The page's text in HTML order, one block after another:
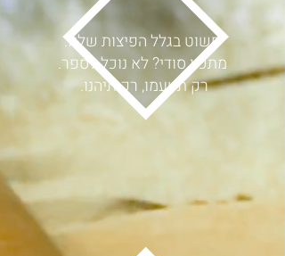
פשוט בגלל הפיצות שלנו.
מתכון סודי? לא נוכל לספר.
רק תטעמו, רק תיהנו.